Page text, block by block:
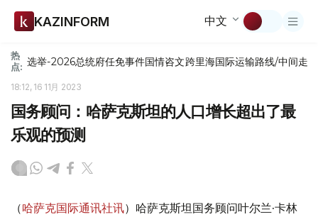
KAZINFORM 中文
热
点: 选举-2026总统府任免事件国情咨文跨里海国际运输路线/中间走廊
18:12, 16 11月 2023
国务顾问：哈萨克斯坦的人口增长超出了最
乐观的预测
（哈萨克国际通讯社讯）哈萨克斯坦国务顾问叶尔兰·卡林